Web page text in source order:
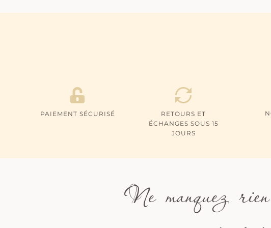
PAIEMENT SÉCURISÉ
RETOURS ET
ÉCHANGES SOUS 15
JOURS
Ne manquez